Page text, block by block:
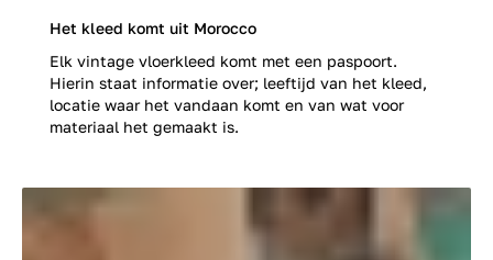
Het kleed komt uit Morocco
Elk vintage vloerkleed komt met een paspoort.
Hierin staat informatie over; leeftijd van het kleed,
locatie waar het vandaan komt en van wat voor
materiaal het gemaakt is.